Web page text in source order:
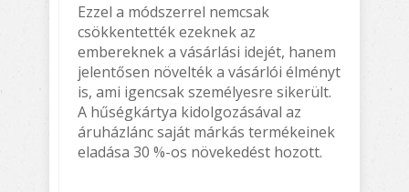
Ezzel a módszerrel nemcsak
csökkentették ezeknek az
embereknek a vásárlási idejét, hanem
jelentősen növelték a vásárlói élményt
is, ami igencsak személyesre sikerült.
A hűségkártya kidolgozásával az
áruházlánc saját márkás termékeinek
eladása 30 %-os növekedést hozott.